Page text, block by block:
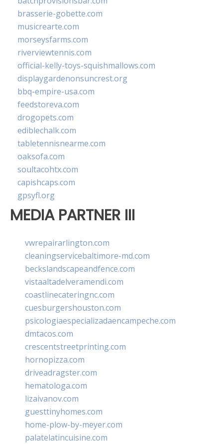
brasserie-gobette.com
musicrearte.com
morseysfarms.com
riverviewtennis.com
official-kelly-toys-squishmallows.com
displaygardenonsuncrest.org
bbq-empire-usa.com
feedstoreva.com
drogopets.com
ediblechalk.com
tabletennisnearme.com
oaksofa.com
soultacohtx.com
capishcaps.com
gpsyfl.org
MEDIA PARTNER III
vwrepairarlington.com
cleaningservicebaltimore-md.com
beckslandscapeandfence.com
vistaaltadelveramendi.com
coastlinecateringnc.com
cuesburgershouston.com
psicologiaespecializadaencampeche.com
dmtacos.com
crescentstreetprinting.com
hornopizza.com
driveadragster.com
hematologa.com
lizaivanov.com
guesttinyhomes.com
home-plow-by-meyer.com
palatelatincuisine.com